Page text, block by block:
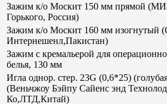
Зажим к/о Москит 150 мм прямой
Горького, Россия)
Зажим к/о Москит 160 мм изогнутый
Интернешенл,Пакистан)
Зажим с кремальерой для
белья, 130 мм
Игла однор. стер. 23G (0,6*25)
(Веньчжоу Бэйпу Сайенс энд
Ко,ЛТД,Китай)